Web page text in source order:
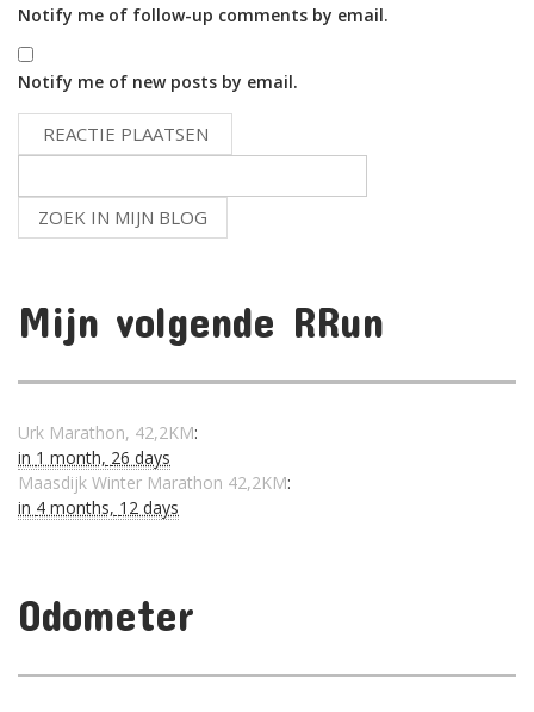
Notify me of follow-up comments by email.
Notify me of new posts by email.
Mijn volgende RRun
Urk Marathon, 42,2KM:
in 1 month, 26 days
Maasdijk Winter Marathon 42,2KM:
in 4 months, 12 days
Odometer